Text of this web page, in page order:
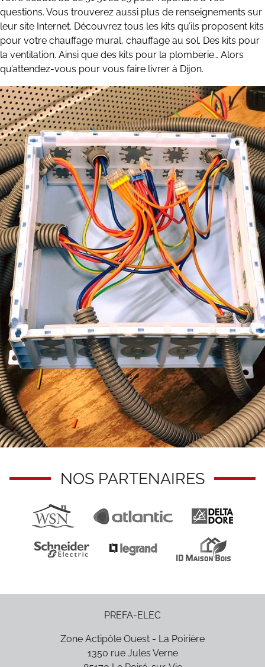
questions. Vous trouverez aussi plus de renseignements sur
leur site Internet. Découvrez tous les kits qu’ils proposent kits
pour votre chauffage mural, chauffage au sol. Des kits pour
la ventilation. Ainsi que des kits pour la plomberie… Alors
qu’attendez-vous pour vous faire livrer à Dijon.
NOS PARTENAIRES
PREFA-ELEC
Zone Actipôle Ouest - La Poirière
1350 rue Jules Verne